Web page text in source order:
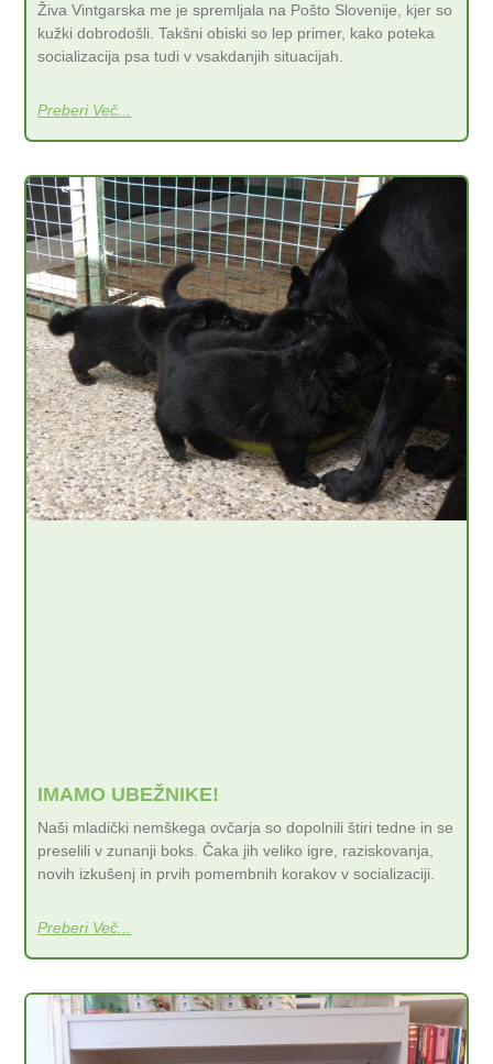
Živa Vintgarska me je spremljala na Pošto Slovenije, kjer so
kužki dobrodošli. Takšni obiski so lep primer, kako poteka
socializacija psa tudi v vsakdanjih situacijah.
Preberi Več...
IMAMO UBEŽNIKE!
Naši mladički nemškega ovčarja so dopolnili štiri tedne in se
preselili v zunanji boks. Čaka jih veliko igre, raziskovanja,
novih izkušenj in prvih pomembnih korakov v socializaciji.
Preberi Več...